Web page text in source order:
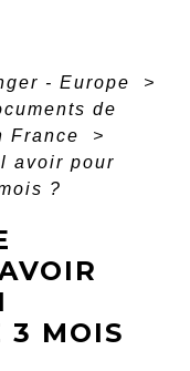
- Europe
>
de
France
>
avoir pour
?
3 MOIS